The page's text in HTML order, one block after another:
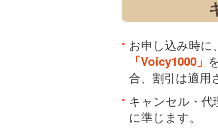
お申し込み時に
「Voicy1000」
合、割引は適用
キャンセル・代
に準じます。